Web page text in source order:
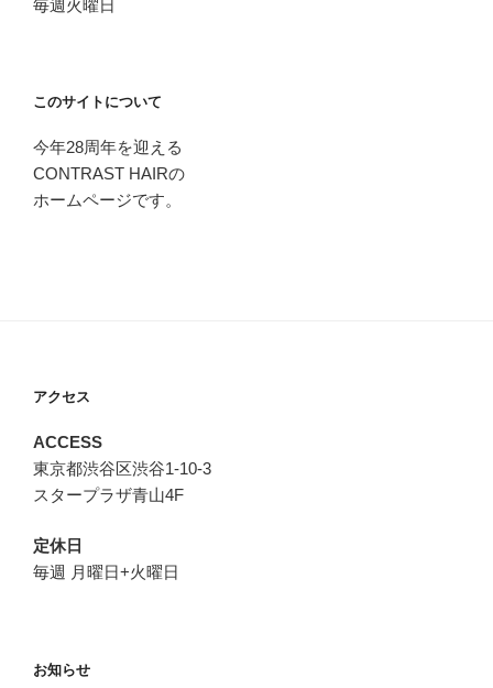
毎週火曜日
このサイトについて
今年28周年を迎える
CONTRAST HAIRの
ホームページです。
アクセス
ACCESS
東京都渋谷区渋谷1-10-3
スタープラザ青山4F
定休日
毎週 月曜日+火曜日
お知らせ